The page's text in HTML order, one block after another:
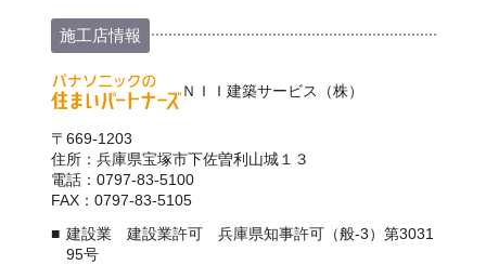
施工店情報
ＮＩＩ建築サービス（株）
〒669-1203
住所：兵庫県宝塚市下佐曽利山城１３
電話：0797-83-5100
FAX：0797-83-5105
建設業 建設業許可 兵庫県知事許可（般-3）第3031
95号